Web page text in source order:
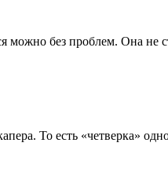
можно без проблем. Она не
То есть «четверка»